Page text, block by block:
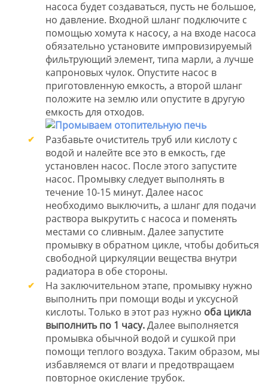
насоса будет создаваться, пусть не большое,
но давление. Входной шланг подключите с
помощью хомута к насосу, а на входе насоса
обязательно установите импровизируемый
фильтрующий элемент, типа марли, а лучше
капроновых чулок. Опустите насос в
приготовленную емкость, а второй шланг
положите на землю или опустите в другую
емкость для отходов.
Разбавьте очиститель труб или кислоту с
водой и налейте все это в емкость, где
установлен насос. После этого запустите
насос. Промывку следует выполнять в
течение 10-15 минут. Далее насос
необходимо выключить, а шланг для подачи
раствора выкрутить с насоса и поменять
местами со сливным. Далее запустите
промывку в обратном цикле, чтобы добиться
свободной циркуляции вещества внутри
радиатора в обе стороны.
На заключительном этапе, промывку нужно
выполнить при помощи воды и уксусной
кислоты. Только в этот раз нужно оба цикла
выполнить по 1 часу.Далее выполняется
промывка обычной водой и сушкой при
помощи теплого воздуха. Таким образом, мы
избавляемся от влаги и предотвращаем
повторное окисление трубок.